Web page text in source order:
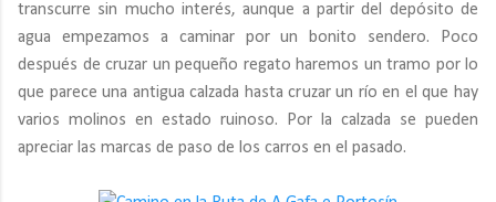
transcurre sin mucho interés, aunque a partir del depósito de
agua empezamos a caminar por un bonito sendero. Poco
después de cruzar un pequeño regato haremos un tramo por lo
que parece una antigua calzada hasta cruzar un río en el que hay
varios molinos en estado ruinoso. Por la calzada se pueden
apreciar las marcas de paso de los carros en el pasado.